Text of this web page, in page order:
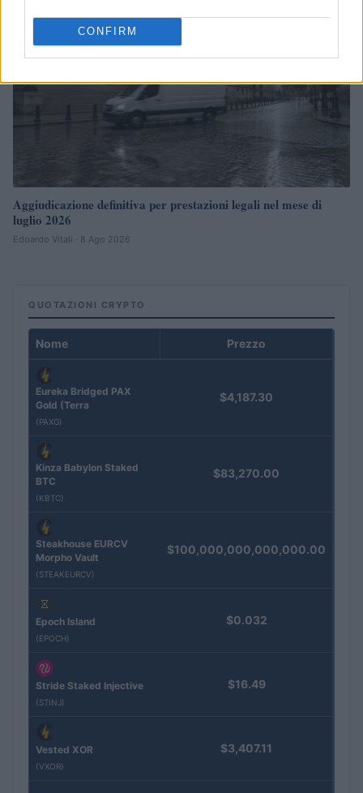
CONFIRM
Aggiudicazione definitiva per prestazioni legali nel mese di
luglio 2026
Edoardo Vitali · 8 Ago 2026
QUOTAZIONI CRYPTO
Nome Prezzo
Eureka Bridged PAX
Gold (Terra
(PAXG)
$4,187.30
Kinza Babylon Staked
BTC
(KBTC)
$83,270.00
Steakhouse EURCV
Morpho Vault
(STEAKEURCV)
$100,000,000,000,000.00
Epoch Island
(EPOCH)
$0.032
Stride Staked Injective
(STINJ)
$16.49
Vested XOR
(VXOR)
$3,407.11